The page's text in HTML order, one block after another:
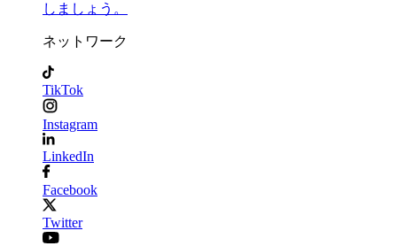
しましょう。
ネットワーク
TikTok
Instagram
LinkedIn
Facebook
Twitter